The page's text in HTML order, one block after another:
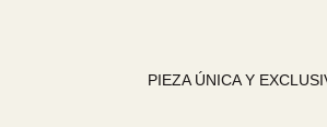
PIEZA ÚNICA Y